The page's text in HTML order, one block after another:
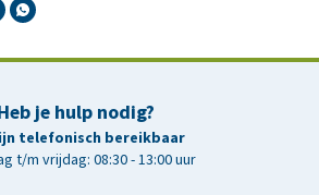
je hulp nodig?
telefonisch bereikbaar
t/m vrijdag: 08:30 - 13:00 uur